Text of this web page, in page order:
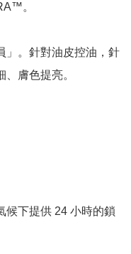
。
」。針對油皮控油，針
膚色提亮。
候下提供 24 小時的鎖